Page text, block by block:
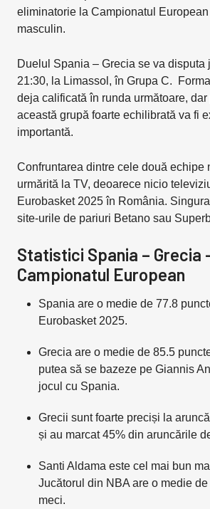
eliminatorie la Campionatul
masculin.
Duelul Spania – Grecia se va disputa
21:30, la Limassol, în Grupa C.
deja calificată în runda următoare,
această grupă foarte echilibrată va fi
importantă.
Confruntarea dintre cele două echipe
urmărită la TV, deoarece nicio
Eurobasket 2025 în România.
site-urile de pariuri Betano sau
Statistici Spania – Grecia
Campionatul European
Spania are o medie de 77.8
Eurobasket 2025.
Grecia are o medie de 85.5
putea să se bazeze pe Giannis
jocul cu Spania.
Grecii sunt foarte preciși la
și au marcat 45% din aruncările
Santi Aldama este cel mai bun
Jucătorul din NBA are o medie
meci.